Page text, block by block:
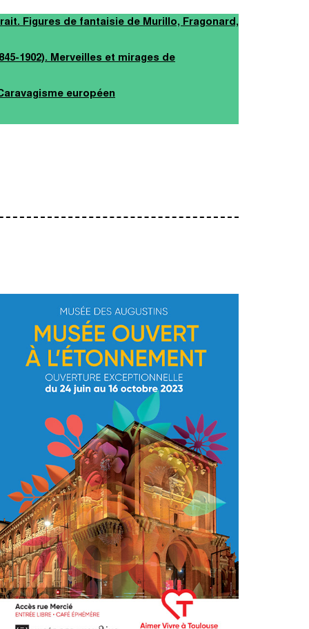
Figures de fantaisie de Murillo, Fragonard,
1902). Merveilles et mirages de
européen